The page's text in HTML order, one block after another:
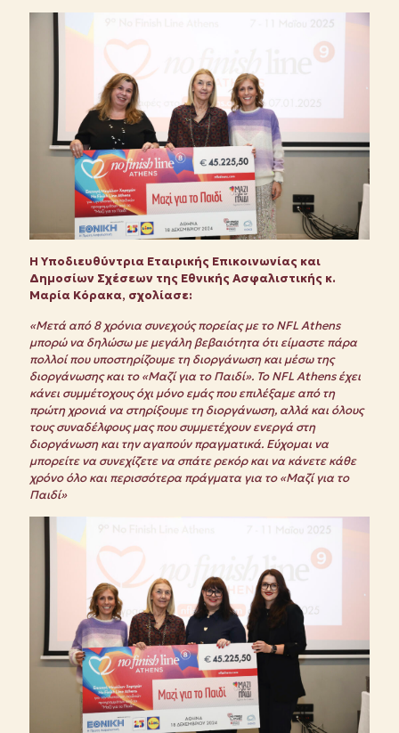
Η Υποδιευθύντρια Εταιρικής Επικοινωνίας και
Δημοσίων Σχέσεων της Εθνικής Ασφαλιστικής κ.
Μαρία Κόρακα, σχολίασε:
«Μετά από 8 χρόνια συνεχούς πορείας με τοNFLAthens
μπορώ να δηλώσω με μεγάλη βεβαιότητα ότι είμαστε πάρα
πολλοί που υποστηρίζουμε τη διοργάνωση και μέσω της
διοργάνωσης και το «Μαζί για το Παιδί». ΤοNFLAthensέχει
κάνει συμμέτοχους όχι μόνο εμάς που επιλέξαμε από τη
πρώτη χρονιά να στηρίξουμε τη διοργάνωση, αλλά και όλους
τους συναδέλφους μας που συμμετέχουν ενεργά στη
διοργάνωση και την αγαπούν πραγματικά. Εύχομαι να
μπορείτε να συνεχίζετε να σπάτε ρεκόρ και να κάνετε κάθε
χρόνο όλο και περισσότερα πράγματα για το «Μαζί για το
Παιδί»